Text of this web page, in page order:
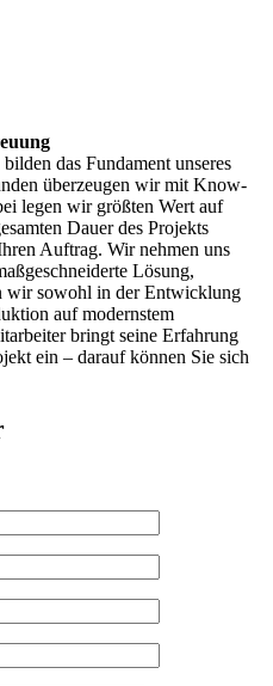
das Fundament unseres
überzeugen wir mit Know-
legen wir größten Wert auf
Dauer des Projekts
Auftrag. Wir nehmen uns
Lösung,
wir sowohl in der Entwicklung
auf modernstem
bringt seine Erfahrung
ein – darauf können Sie sich